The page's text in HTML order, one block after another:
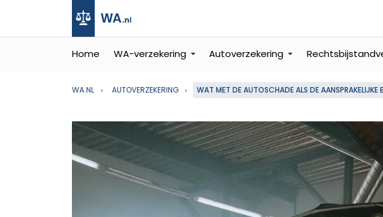
Home WA-verzekering Autoverzekering
WA.NL AUTOVERZEKERING WAT MET DE AUTOSCHADE ALS DE AANSPRAKELIJKE